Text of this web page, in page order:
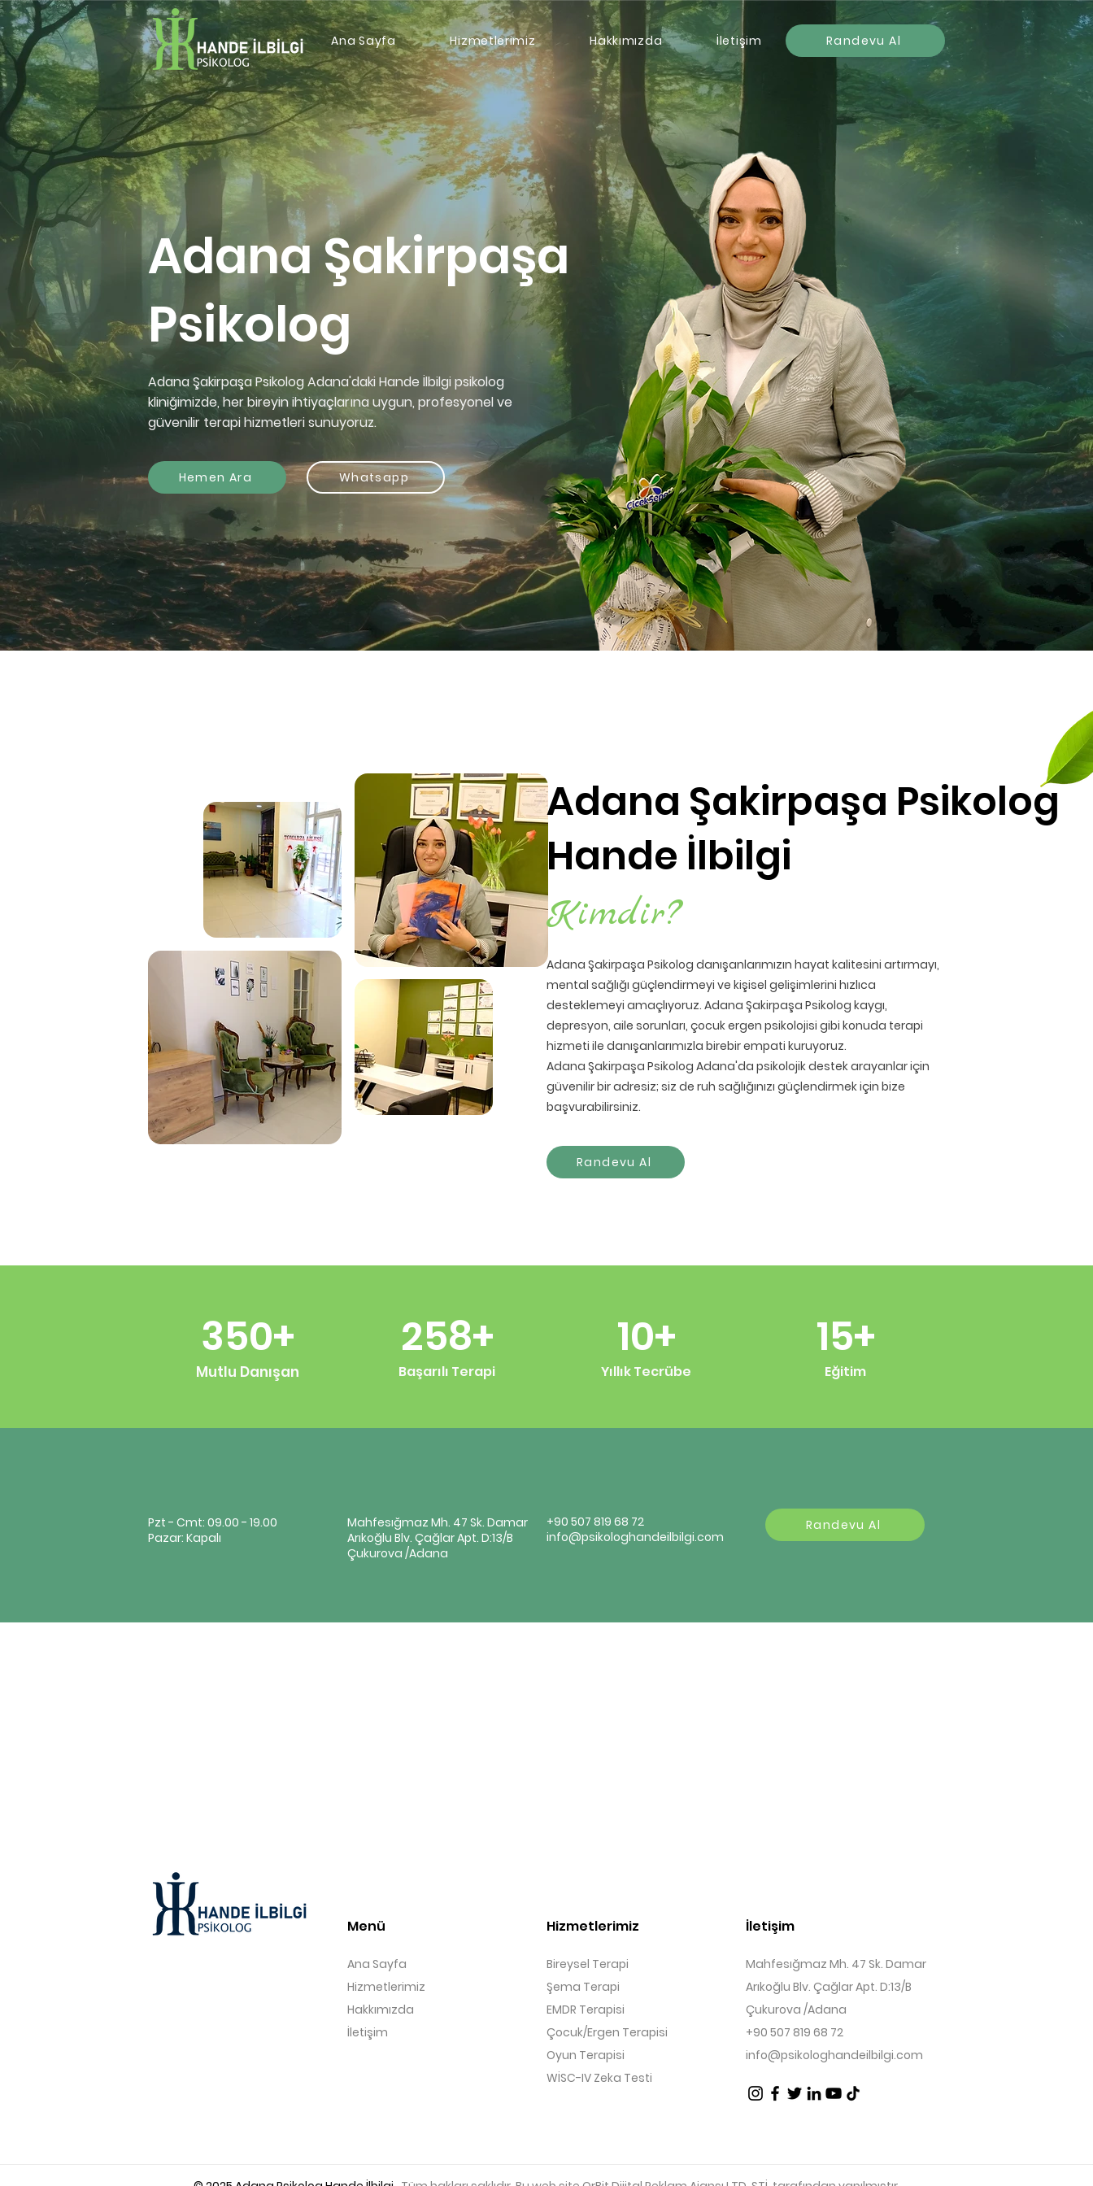
Ana Sayfa Hizmetlerimiz Hakkımızda İletişim Randevu Al
Adana Şakirpaşa
Psikolog
Adana Şakirpaşa Psikolog Adana'daki Hande İlbilgi psikolog
kliniğimizde, her bireyin ihtiyaçlarına uygun, profesyonel ve
güvenilir terapi hizmetleri sunuyoruz.
Hemen Ara Whatsapp
Adana Şakirpaşa Psikolog
Hande İlbilgi
Kimdir?
Adana Şakirpaşa Psikolog danışanlarımızın hayat kalitesini artırmayı,
mental sağlığı güçlendirmeyi ve kişisel gelişimlerini hızlıca
desteklemeyi amaçlıyoruz. Adana Şakirpaşa Psikolog kaygı,
depresyon, aile sorunları, çocuk ergen psikolojisi gibi konuda terapi
hizmeti ile danışanlarımızla birebir empati kuruyoruz.
Adana Şakirpaşa Psikolog Adana'da psikolojik destek arayanlar için
güvenilir bir adresiz; siz de ruh sağlığınızı güçlendirmek için bize
başvurabilirsiniz.
Randevu Al
350+
Mutlu Danışan
258+
Başarılı Terapi
10+
Yıllık Tecrübe
15+
Eğitim
Pzt - Cmt: 09.00 - 19.00
Pazar: Kapalı
Mahfesığmaz Mh. 47 Sk. Damar
Arıkoğlu Blv. Çağlar Apt. D:13/B
Çukurova /Adana
+90 507 819 68 72
info@psikologhandeilbilgi.com
Randevu Al
Menü
Ana Sayfa
Hizmetlerimiz
Hakkımızda
İletişim
Hizmetlerimiz
Bireysel Terapi
Şema Terapi
EMDR Terapisi
Çocuk/Ergen Terapisi
Oyun Terapisi
WİSC-IV Zeka Testi
İletişim
Mahfesığmaz Mh. 47 Sk. Damar
Arıkoğlu Blv. Çağlar Apt. D:13/B
Çukurova /Adana
+90 507 819 68 72
info@psikologhandeilbilgi.com